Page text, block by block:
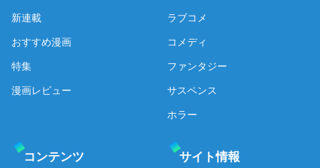
新連載
おすすめ漫画
特集
漫画レビュー
ラブコメ
コメディ
ファンタジー
サスペンス
ホラー
コンテンツ サイト情報